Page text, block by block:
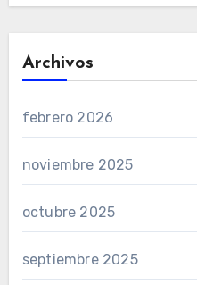
Archivos
febrero 2026
noviembre 2025
octubre 2025
septiembre 2025